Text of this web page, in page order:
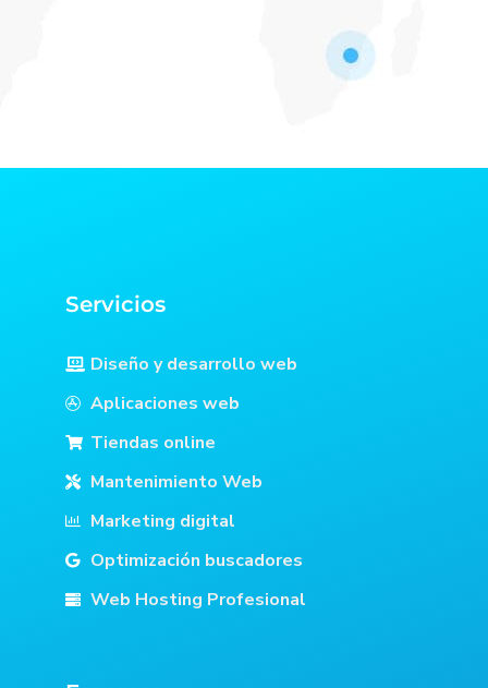
Servicios
Diseño y desarrollo web
Aplicaciones web
Tiendas online
Mantenimiento Web
Marketing digital
Optimización buscadores
Web Hosting Profesional